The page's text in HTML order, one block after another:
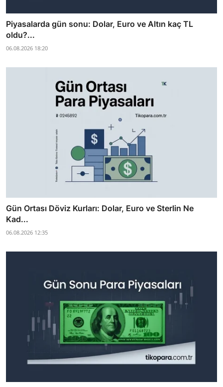
Piyasalarda gün sonu: Dolar, Euro ve Altın kaç TL
oldu?...
06.08.2026 18:20
Gün Ortası Döviz Kurları: Dolar, Euro ve Sterlin Ne
Kad...
06.08.2026 12:35